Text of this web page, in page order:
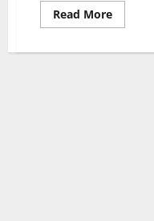
Read MoreRead
more
Dunia